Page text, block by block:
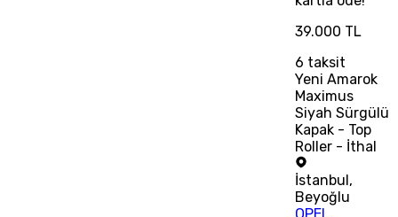
39.000 TL
6 taksit
Yeni Amarok
Maximus
Siyah Sürgülü
Kapak - Top
Roller - İthal
İstanbul,
Beyoğlu